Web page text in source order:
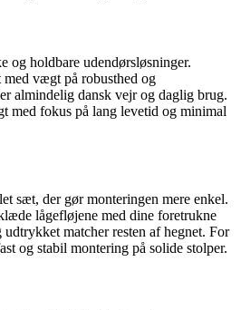
og holdbare udendørsløsninger.
vægt på robusthed og
almindelig dansk vejr og daglig brug.
med fokus på lang levetid og minimal
sæt, der gør monteringen mere enkel.
lågefløjene med dine foretrukne
matcher resten af hegnet. For
og stabil montering på solide stolper.